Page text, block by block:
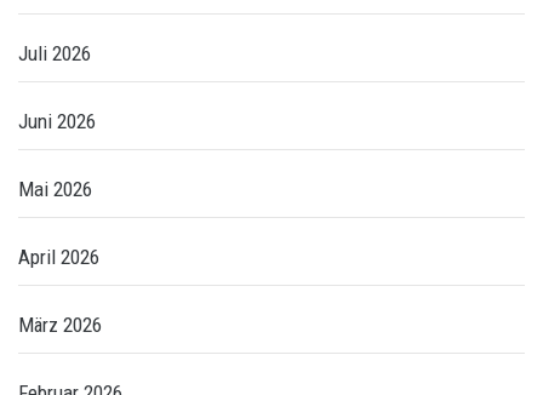
Juli 2026
Juni 2026
Mai 2026
April 2026
März 2026